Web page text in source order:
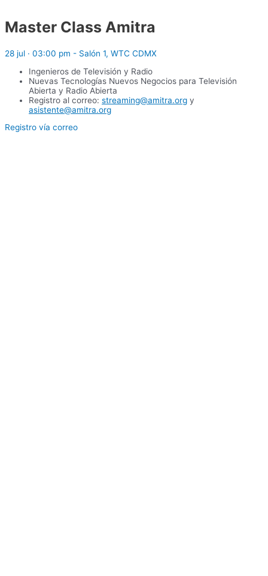
Master Class Amitra
28 jul · 03:00 pm - Salón 1, WTC CDMX
Ingenieros de Televisión y Radio
Nuevas Tecnologías Nuevos Negocios para Televisión
Abierta y Radio Abierta
Registro al correo: streaming@amitra.org y
asistente@amitra.org
Registro vía correo